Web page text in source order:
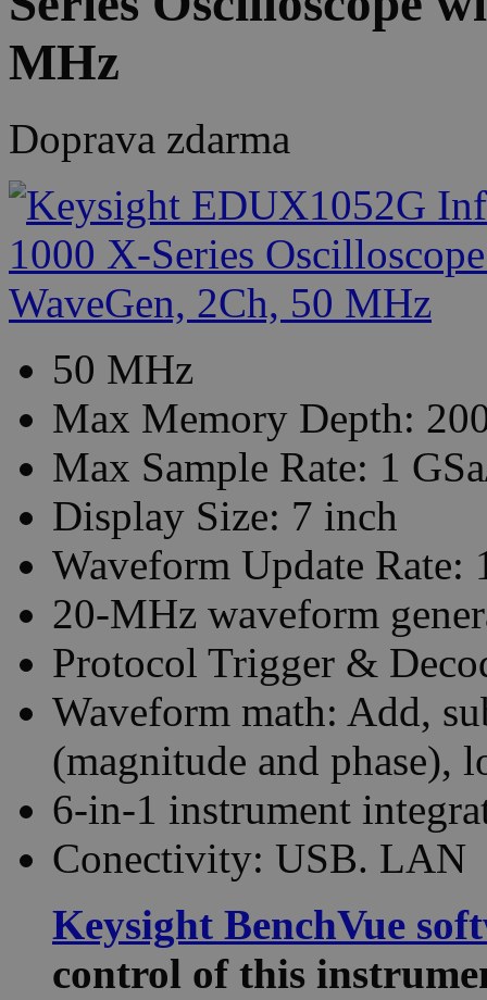
MHz
Doprava zdarma
50 MHz
Max Memory Depth:
Max Sample Rate: 1
Display Size: 7 inch
Waveform Update Rate:
20-MHz waveform
Protocol Trigger &
Waveform math: Add,
(magnitude and phase),
6-in-1 instrument
Conectivity: USB. LAN
Keysight BenchVue
control of this